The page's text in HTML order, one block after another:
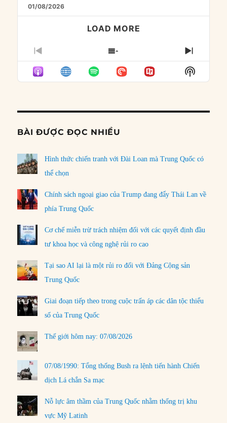
01/08/2026
LOAD MORE
PREVIOUS
EPISODE
SHOW
EPISODES
LIST
NEXT
Show
Podcast
BÀI ĐƯỢC ĐỌC NHIỀU
Hình thức chiến tranh với Đài Loan mà Trung Quốc có
thể chọn
Chính sách ngoại giao của Trump đang đẩy Thái Lan về
phía Trung Quốc
Cơ chế miễn trừ trách nhiệm đối với các quyết định đầu
tư khoa học và công nghệ rủi ro cao
Tại sao AI lại là một rủi ro đối với Đảng Cộng sản
Trung Quốc
Giai đoạn tiếp theo trong cuộc trấn áp các dân tộc thiểu
số của Trung Quốc
Thế giới hôm nay: 07/08/2026
07/08/1990: Tổng thống Bush ra lệnh tiến hành Chiến
dịch Lá chắn Sa mạc
Nỗ lực âm thầm của Trung Quốc nhằm thống trị khu
vực Mỹ Latinh